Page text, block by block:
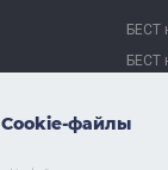
БЕСТ
БЕСТ
Cookie-файлы